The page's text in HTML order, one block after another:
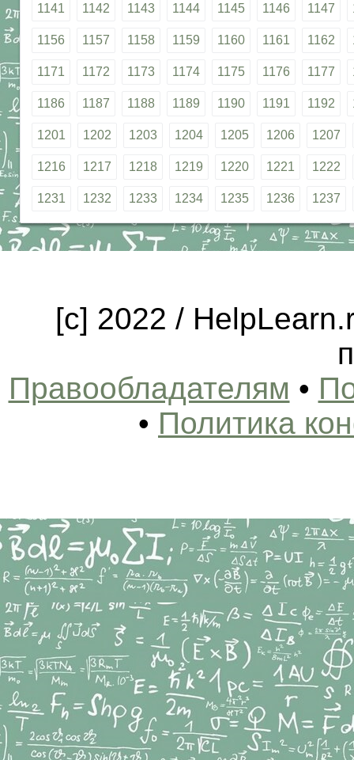
1141 1142 1143 1144 1145 1146 1147
1156 1157 1158 1159 1160 1161 1162
1171 1172 1173 1174 1175 1176 1177
1186 1187 1188 1189 1190 1191 1192
1201 1202 1203 1204 1205 1206 1207
1216 1217 1218 1219 1220 1221 1222
1231 1232 1233 1234 1235 1236 1237
[c] 2022 /
Правообладателям •
• Политика